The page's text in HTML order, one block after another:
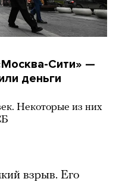
Сити» —
деньги
Некоторые из них
взрыв. Его